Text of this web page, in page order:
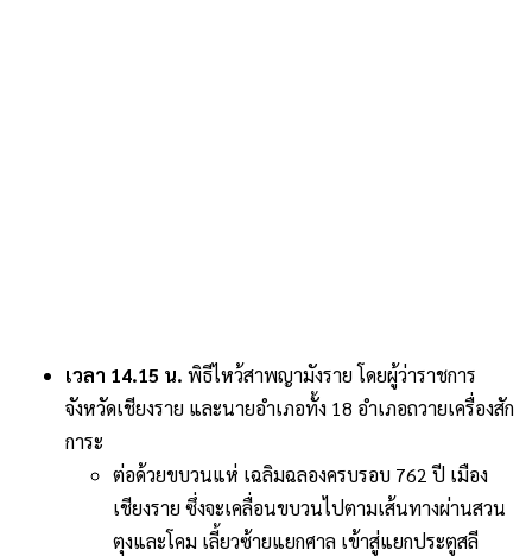
เวลา 14.15 น. พิธีไหว้สาพญามังราย โดยผู้ว่าราชการ
จังหวัดเชียงราย และนายอำเภอทั้ง 18 อำเภอถวายเครื่องสัก
การะ
ต่อด้วยขบวนแห่ เฉลิมฉลองครบรอบ 762 ปี เมือง
เชียงราย ซึ่งจะเคลื่อนขบวนไปตามเส้นทางผ่านสวน
ตุงและโคม เลี้ยวซ้ายแยกศาล เข้าสู่แยกประตูสลี